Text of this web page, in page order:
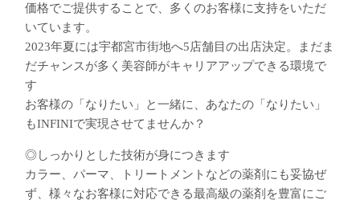
価格でご提供することで、多くのお客様に支持をいただ
いています。
2023年夏には宇都宮市街地へ5店舗目の出店決定。まだま
だチャンスが多く美容師がキャリアアップできる環境で
す
お客様の「なりたい」と一緒に、あなたの「なりたい」
もINFINIで実現させてませんか？
◎しっかりとした技術が身につきます
カラー、パーマ、トリートメントなどの薬剤にも妥協ぜ
ず、様々なお客様に対応できる最高級の薬剤を豊富にご